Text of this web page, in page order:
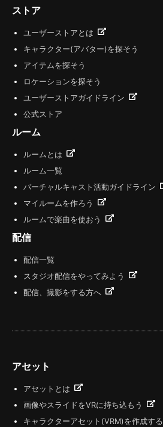
ストア
ユーザーストアとは
キャラクター(アバター)を探そう
アイテムを探そう
ロケーションを探そう
ユーザーストアガイドライン
公式ストア
ルーム
ルームとは
ルーム一覧
バーチャルキャスト活動ガイドライン
マイルームを作ろう
ルームで楽曲を使おう
配信
配信一覧
スタジオ配信をやってみよう
配信、撮影をする方へ
アセット
アセットとは
画像やスライドをVRに持ち込もう
キャラクターアセット(VRM)を作成する